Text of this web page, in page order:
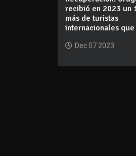
recibió en 2023 un
más de turistas
internacionales
Dec 07 2023